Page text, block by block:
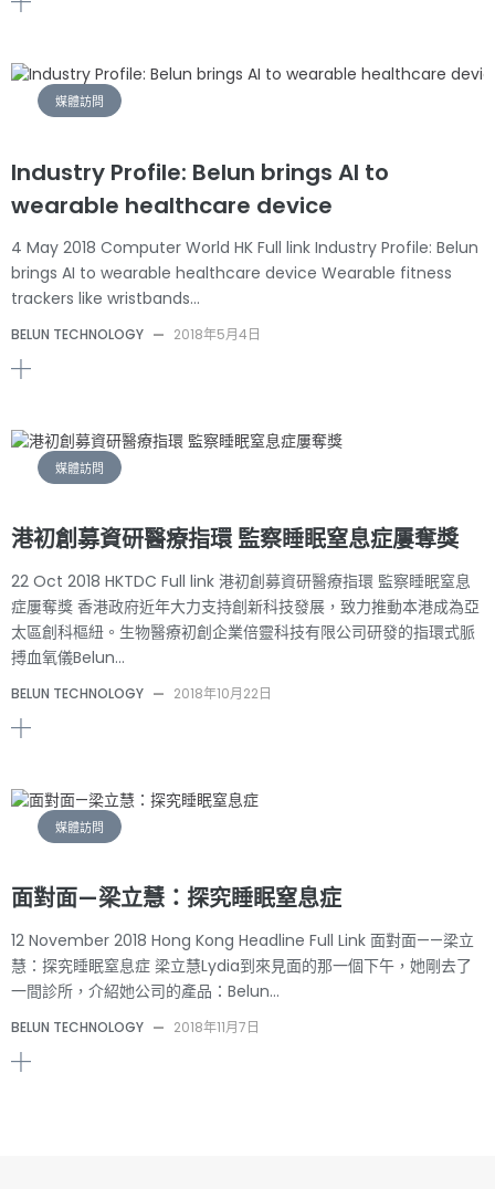
媒體訪問
Industry Profile: Belun brings AI to
wearable healthcare device
4 May 2018 Computer World HK Full link Industry Profile: Belun
brings AI to wearable healthcare device Wearable fitness
trackers like wristbands…
BELUN TECHNOLOGY — 2018年5月4日
媒體訪問
港初創募資研醫療指環 監察睡眠窒息症屢奪獎
22 Oct 2018 HKTDC Full link 港初創募資研醫療指環 監察睡眠窒息
症屢奪獎 香港政府近年大力支持創新科技發展，致力推動本港成為亞
太區創科樞紐。生物醫療初創企業倍靈科技有限公司研發的指環式脈
搏血氧儀Belun…
BELUN TECHNOLOGY — 2018年10月22日
媒體訪問
面對面—梁立慧：探究睡眠窒息症
12 November 2018 Hong Kong Headline Full Link 面對面——梁立
慧：探究睡眠窒息症 梁立慧Lydia到來見面的那一個下午，她剛去了
一間診所，介紹她公司的產品：Belun…
BELUN TECHNOLOGY — 2018年11月7日